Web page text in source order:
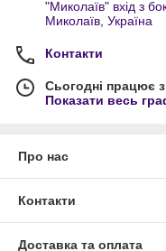
"Миколаїв" вхід з
Миколаїв, Україна
Контакти
Сьогодні працює
Показати весь
Про нас
Контакти
Доставка та оплата